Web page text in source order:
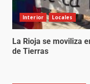
Interior Locales
La Rioja se moviliza
de Tierras